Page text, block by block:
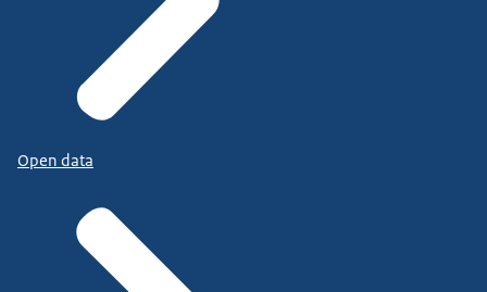
Open data